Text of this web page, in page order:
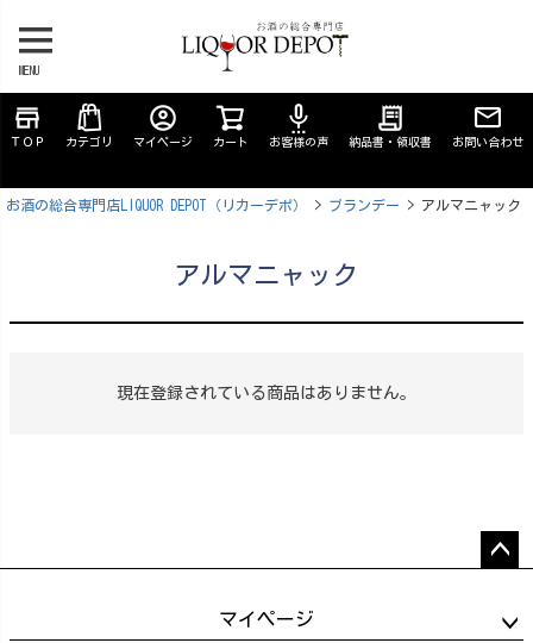
MENU
store
ＴＯＰ カテゴリ
account_circle
マイページ カート
settings_voice
お客様の声
receipt_long
納品書・領収書 お問い合わせ
お酒の総合専門店LIQUOR DEPOT（リカーデポ） ブランデー アルマニャック
アルマニャック
現在登録されている商品はありません。
ップ
マイページ